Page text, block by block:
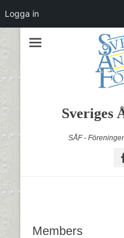
Sveriges
SÅF -
Members
Logga in